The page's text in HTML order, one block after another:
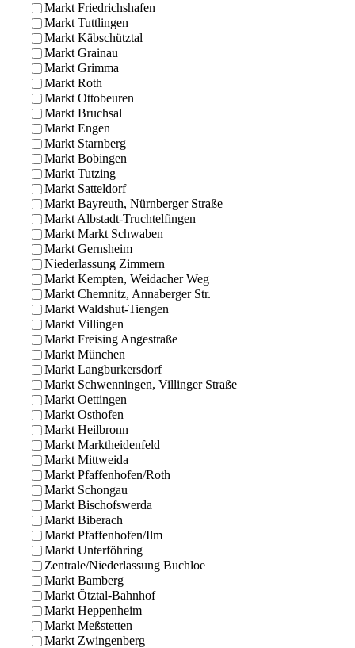
Markt Friedrichshafen
Markt Tuttlingen
Markt Käbschütztal
Markt Grainau
Markt Grimma
Markt Roth
Markt Ottobeuren
Markt Bruchsal
Markt Engen
Markt Starnberg
Markt Bobingen
Markt Tutzing
Markt Satteldorf
Markt Bayreuth, Nürnberger Straße
Markt Albstadt-Truchtelfingen
Markt Markt Schwaben
Markt Gernsheim
Niederlassung Zimmern
Markt Kempten, Weidacher Weg
Markt Chemnitz, Annaberger Str.
Markt Waldshut-Tiengen
Markt Villingen
Markt Freising Angestraße
Markt München
Markt Langburkersdorf
Markt Schwenningen, Villinger Straße
Markt Oettingen
Markt Osthofen
Markt Heilbronn
Markt Marktheidenfeld
Markt Mittweida
Markt Pfaffenhofen/Roth
Markt Schongau
Markt Bischofswerda
Markt Biberach
Markt Pfaffenhofen/Ilm
Markt Unterföhring
Zentrale/Niederlassung Buchloe
Markt Bamberg
Markt Ötztal-Bahnhof
Markt Heppenheim
Markt Meßstetten
Markt Zwingenberg